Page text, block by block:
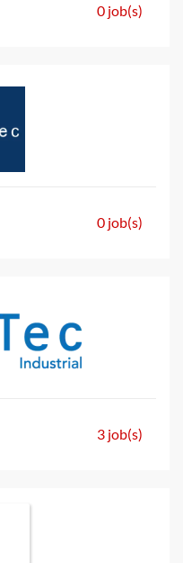
0 job(s)
0 job(s)
3 job(s)